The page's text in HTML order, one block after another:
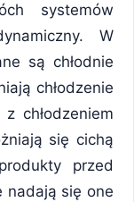
systemów
W
są chłodnie
chłodzenie
chłodzeniem
się cichą
przed
nadają się one